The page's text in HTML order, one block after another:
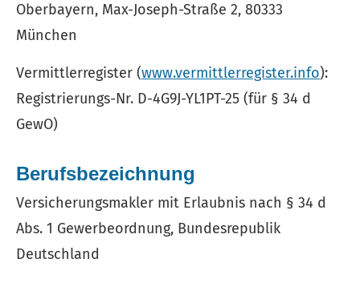
Oberbayern, Max-Joseph-Straße 2, 80333
München
Vermittlerregister (www.vermittlerregister.info):
Registrierungs-Nr. D-4G9J-YL1PT-25 (für § 34 d
GewO)
Berufsbezeichnung
Ver­sicherungs­makler mit Erlaubnis nach § 34 d
Abs. 1 Gewerbeordnung, Bundesrepublik
Deutschland